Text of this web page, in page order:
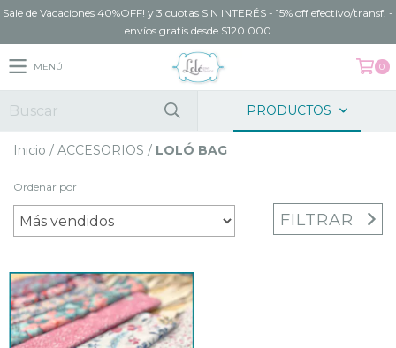
Sale de Vacaciones 40%OFF! y 3 cuotas SIN INTERÉS - 15% off efectivo/transf. -
envíos gratis desde $120.000
MENÚ 0
PRODUCTOS
Inicio / ACCESORIOS / LOLÓ BAG
Ordenar por
FILTRAR